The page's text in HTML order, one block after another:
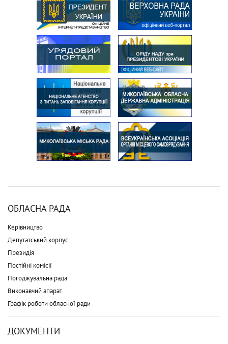
ОБЛАСНА РАДА
Керівництво
Депутатський корпус
Президія
Постійні комісії
Погоджувальна рада
Виконавчий апарат
Графік роботи обласної ради
ДОКУМЕНТИ